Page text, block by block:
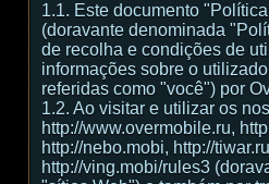
1.1. Este documento
(doravante denominada
de recolha e condições de
informações sobre o
referidas como "você") por
1.2. Ao visitar e utilizar os
http://www.overmobile.ru,
http://nebo.mobi, http://
http://ving.mobi/rules3